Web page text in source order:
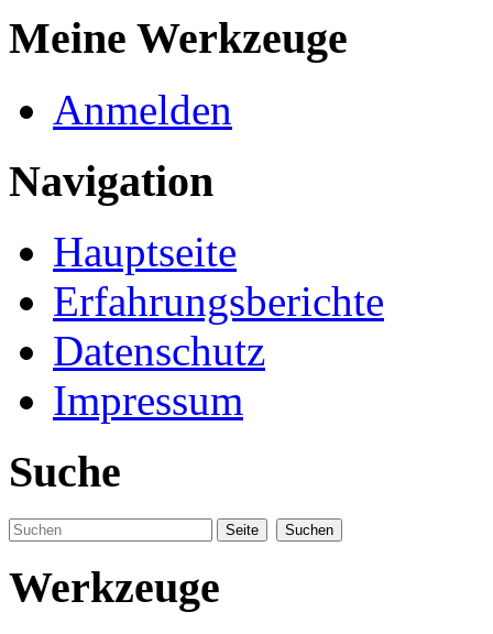
Meine Werkzeuge
Anmelden
Navigation
Hauptseite
Erfahrungsberichte
Datenschutz
Impressum
Suche
Werkzeuge